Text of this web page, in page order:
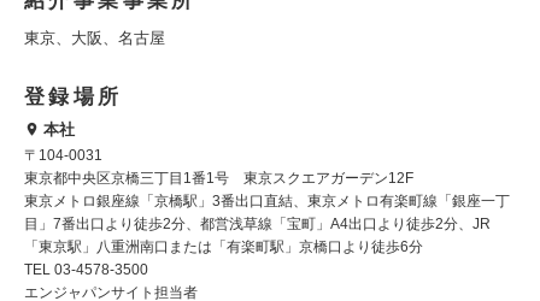
東京、大阪、名古屋
登録場所
本社
〒104-0031
東京都中央区京橋三丁目1番1号 東京スクエアガーデン12F
東京メトロ銀座線「京橋駅」3番出口直結、東京メトロ有楽町線「銀座一丁
目」7番出口より徒歩2分、都営浅草線「宝町」A4出口より徒歩2分、JR
「東京駅」八重洲南口または「有楽町駅」京橋口より徒歩6分
TEL 03-4578-3500
エンジャパンサイト担当者